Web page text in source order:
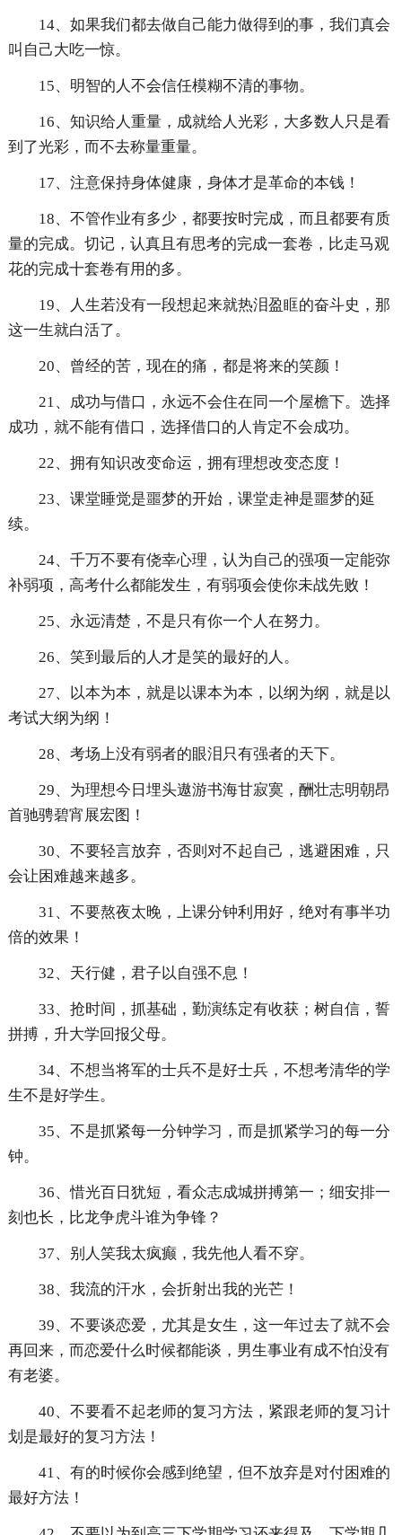
14、如果我们都去做自己能力做得到的事，我们真会
叫自己大吃一惊。
15、明智的人不会信任模糊不清的事物。
16、知识给人重量，成就给人光彩，大多数人只是看
到了光彩，而不去称量重量。
17、注意保持身体健康，身体才是革命的本钱！
18、不管作业有多少，都要按时完成，而且都要有质
量的完成。切记，认真且有思考的完成一套卷，比走马观
花的完成十套卷有用的多。
19、人生若没有一段想起来就热泪盈眶的奋斗史，那
这一生就白活了。
20、曾经的苦，现在的痛，都是将来的笑颜！
21、成功与借口，永远不会住在同一个屋檐下。选择
成功，就不能有借口，选择借口的人肯定不会成功。
22、拥有知识改变命运，拥有理想改变态度！
23、课堂睡觉是噩梦的开始，课堂走神是噩梦的延
续。
24、千万不要有侥幸心理，认为自己的强项一定能弥
补弱项，高考什么都能发生，有弱项会使你未战先败！
25、永远清楚，不是只有你一个人在努力。
26、笑到最后的人才是笑的最好的人。
27、以本为本，就是以课本为本，以纲为纲，就是以
考试大纲为纲！
28、考场上没有弱者的眼泪只有强者的天下。
29、为理想今日埋头遨游书海甘寂寞，酬壮志明朝昂
首驰骋碧宵展宏图！
30、不要轻言放弃，否则对不起自己，逃避困难，只
会让困难越来越多。
31、不要熬夜太晚，上课分钟利用好，绝对有事半功
倍的效果！
32、天行健，君子以自强不息！
33、抢时间，抓基础，勤演练定有收获；树自信，誓
拼搏，升大学回报父母。
34、不想当将军的士兵不是好士兵，不想考清华的学
生不是好学生。
35、不是抓紧每一分钟学习，而是抓紧学习的每一分
钟。
36、惜光百日犹短，看众志成城拼搏第一；细安排一
刻也长，比龙争虎斗谁为争锋？
37、别人笑我太疯癫，我先他人看不穿。
38、我流的汗水，会折射出我的光芒！
39、不要谈恋爱，尤其是女生，这一年过去了就不会
再回来，而恋爱什么时候都能谈，男生事业有成不怕没有
有老婆。
40、不要看不起老师的复习方法，紧跟老师的复习计
划是最好的复习方法！
41、有的时候你会感到绝望，但不放弃是对付困难的
最好方法！